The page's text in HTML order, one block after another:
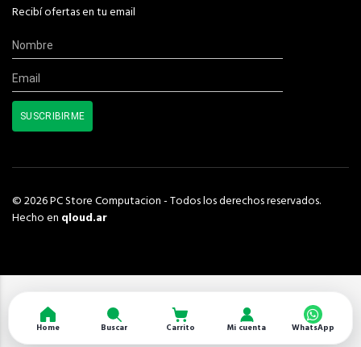
Recibí ofertas en tu email
© 2026 PC Store Computacion - Todos los derechos reservados.
Hecho en qloud.ar
Home Buscar Carrito Mi cuenta